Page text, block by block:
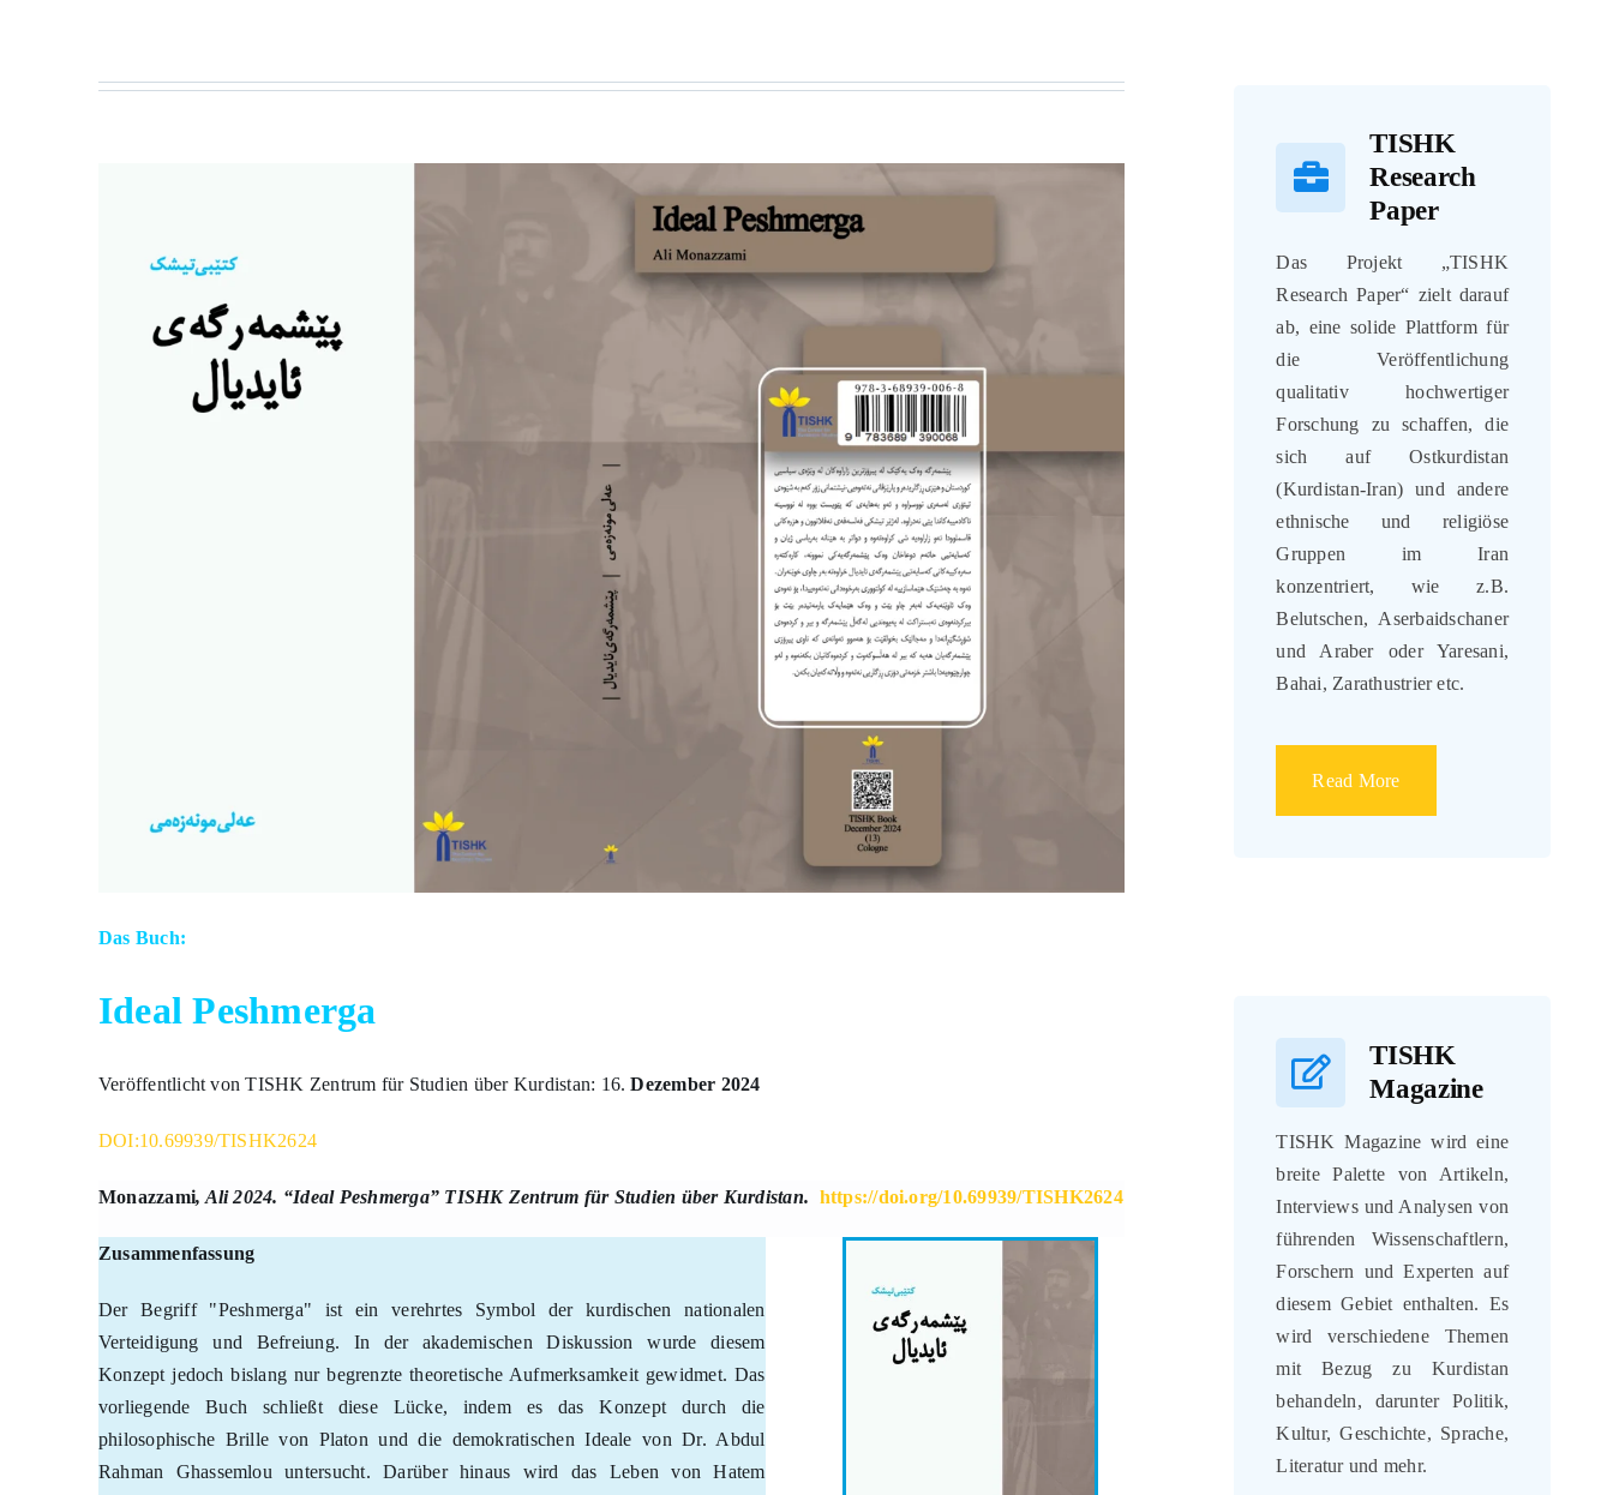
Das Buch:
Ideal Peshmerga
Veröffentlicht von TISHK Zentrum für Studien über Kurdistan: 16. Dezember 2024
DOI:10.69939/TISHK2624
Monazzami, Ali 2024. “Ideal Peshmerga” TISHK Zentrum für Studien über Kurdistan. https://doi.org/10.69939/TISHK2624
Zusammenfassung
Der Begriff "Peshmerga" ist ein verehrtes Symbol der kurdischen nationalen
Verteidigung und Befreiung. In der akademischen Diskussion wurde diesem
Konzept jedoch bislang nur begrenzte theoretische Aufmerksamkeit gewidmet. Das
vorliegende Buch schließt diese Lücke, indem es das Konzept durch die
philosophische Brille von Platon und die demokratischen Ideale von Dr. Abdul
Rahman Ghassemlou untersucht. Darüber hinaus wird das Leben von Hatem
TISHK
Research
Paper
Das Projekt „TISHK
Research Paper“ zielt darauf
ab, eine solide Plattform für
die Veröffentlichung
qualitativ hochwertiger
Forschung zu schaffen, die
sich auf Ostkurdistan
(Kurdistan-Iran) und andere
ethnische und religiöse
Gruppen im Iran
konzentriert, wie z.B.
Belutschen, Aserbaidschaner
und Araber oder Yaresani,
Bahai, Zarathustrier etc.
Read More
TISHK
Magazine
TISHK Magazine wird eine
breite Palette von Artikeln,
Interviews und Analysen von
führenden Wissenschaftlern,
Forschern und Experten auf
diesem Gebiet enthalten. Es
wird verschiedene Themen
mit Bezug zu Kurdistan
behandeln, darunter Politik,
Kultur, Geschichte, Sprache,
Literatur und mehr.